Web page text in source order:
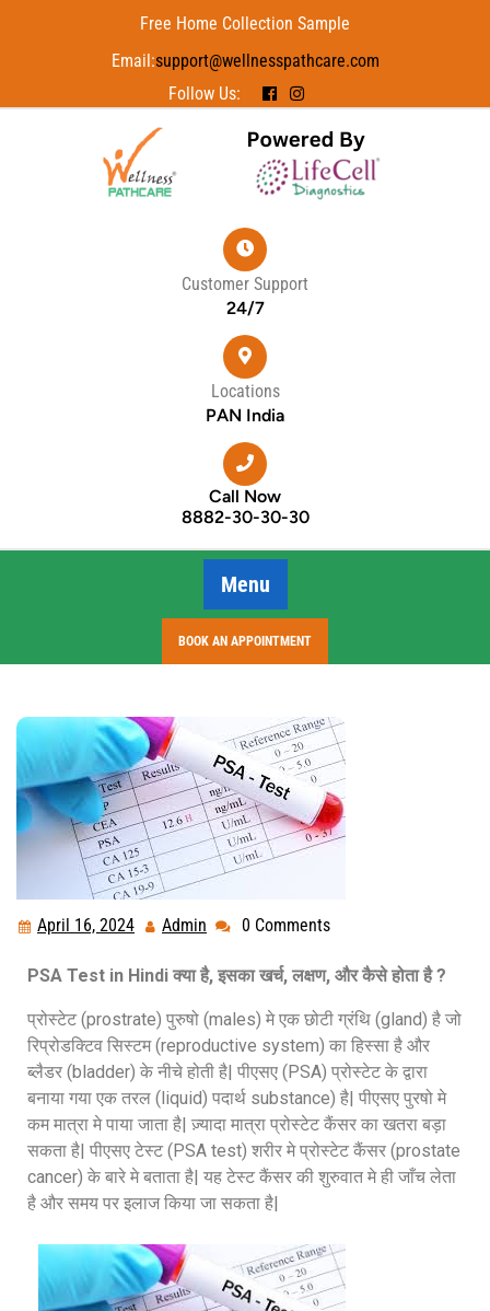
Free Home Collection Sample
Email:support@wellnesspathcare.com
Follow Us:
Customer Support
24/7
Locations
PAN India
Call Now
8882-30-30-30
Menu
BOOK AN APPOINTMENT
April 16, 2024 Admin 0 Comments
PSA Test in Hindi क्या है, इसका खर्च, लक्षण, और कैसे होता है ?
प्रोस्टेट (prostrate) पुरुषो (males) मे एक छोटी ग्रंथि (gland) है जो
रिप्रोडक्टिव सिस्टम (reproductive system) का हिस्सा है और
ब्लैडर (bladder) के नीचे होती है| पीएसए (PSA) प्रोस्टेट के द्वारा
बनाया गया एक तरल (liquid) पदार्थ substance) है| पीएसए पुरषो मे
कम मात्रा मे पाया जाता है| ज़्यादा मात्रा प्रोस्टेट कैंसर का खतरा बड़ा
सकता है| पीएसए टेस्ट (PSA test) शरीर मे प्रोस्टेट कैंसर (prostate
cancer) के बारे मे बताता है| यह टेस्ट कैंसर की शुरुवात मे ही जाँच लेता
है और समय पर इलाज किया जा सकता है|